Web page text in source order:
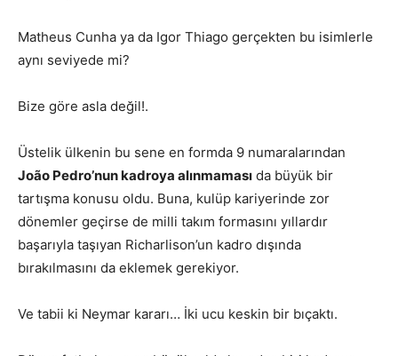
Matheus Cunha ya da Igor Thiago gerçekten bu isimlerle
aynı seviyede mi?
Bize göre asla değil!.
Üstelik ülkenin bu sene en formda 9 numaralarından
João Pedro’nun kadroya alınmaması da büyük bir
tartışma konusu oldu. Buna, kulüp kariyerinde zor
dönemler geçirse de milli takım formasını yıllardır
başarıyla taşıyan Richarlison’un kadro dışında
bırakılmasını da eklemek gerekiyor.
Ve tabii ki Neymar kararı… İki ucu keskin bir bıçaktı.